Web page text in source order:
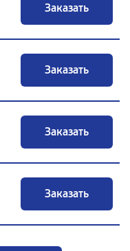
Заказать
Заказать
Заказать
Заказать